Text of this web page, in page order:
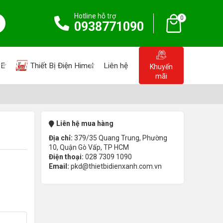
Hotline hỗ trợ
0938771090
0
Thiết Bị Điện Himel Liên hệ
Khuyến
mãi
Liên hệ mua hàng
Địa chỉ: 379/35 Quang Trung, Phường
10, Quận Gò Vấp, TP HCM
Điện thoại: 028 7309 1090
Email: pkd@thietbidienxanh.com.vn